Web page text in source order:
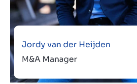
Jordy van der Heijden
M&A Manager